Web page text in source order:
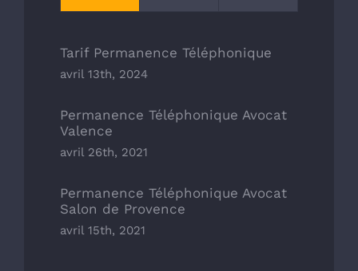
Tarif Permanence Téléphonique
avril 13th, 2024
Permanence Téléphonique Avocat
Valence
avril 26th, 2021
Permanence Téléphonique Avocat
Salon de Provence
avril 15th, 2021